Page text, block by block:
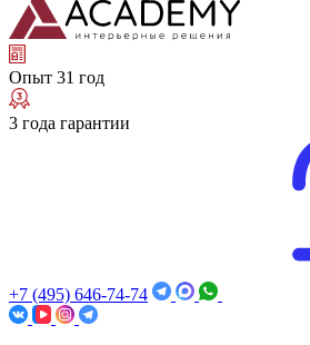
Опыт 31 год
3 года гарантии
+7 (495) 646-74-74